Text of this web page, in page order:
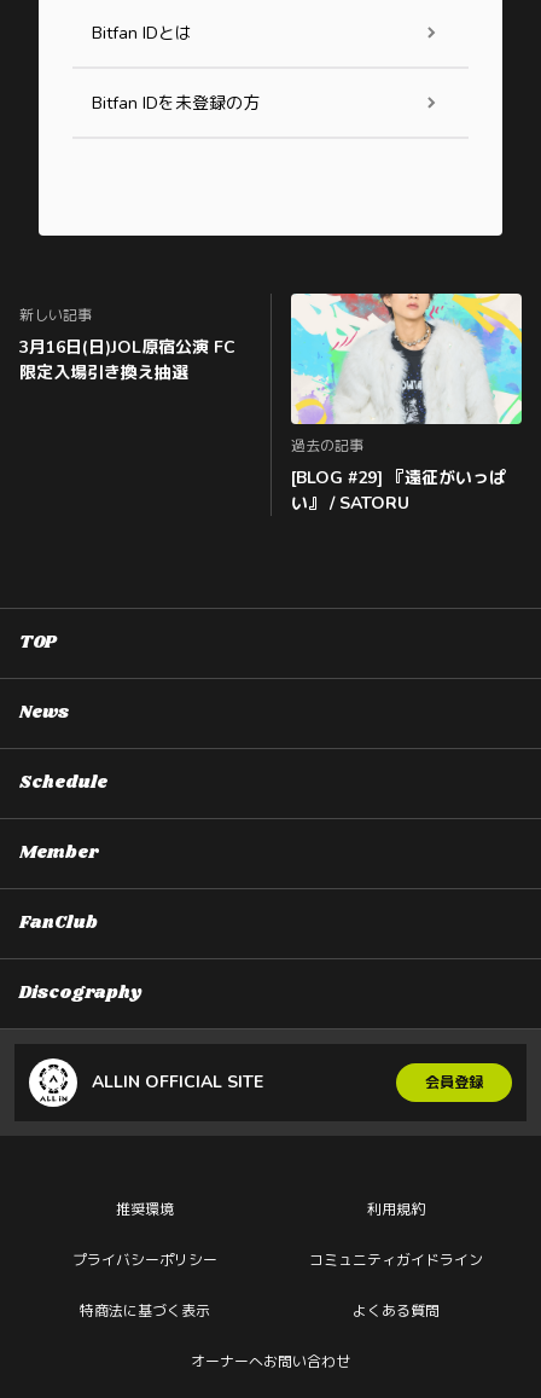
Bitfan IDとは
Bitfan IDを未登録の方
新しい記事
3月16日(日)JOL原宿公演 FC
限定入場引き換え抽選
過去の記事
[BLOG #29] 『遠征がいっぱ
い』 / SATORU
TOP
News
Schedule
Member
FanClub
Discography
ALLIN OFFICIAL SITE 会員登録
推奨環境 利用規約
プライバシーポリシー コミュニティガイドライン
特商法に基づく表示 よくある質問
オーナーへお問い合わせ